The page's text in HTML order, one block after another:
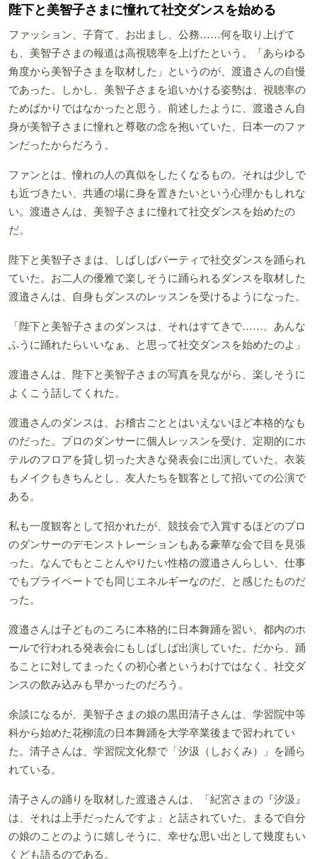
陛下と美智子さまに憧れて社交ダンスを始める
ファッション、子育て、お出まし、公務……何を取り上げて
も、美智子さまの報道は高視聴率を上げたという。「あらゆる
角度から美智子さまを取材した」というのが、渡邉さんの自慢
であった。しかし、美智子さまを追いかける姿勢は、視聴率の
ためばかりではなかったと思う。前述したように、渡邉さん自
身が美智子さまに憧れと尊敬の念を抱いていた、日本一のファ
ンだったからだろう。
ファンとは、憧れの人の真似をしたくなるもの。それは少しで
も近づきたい、共通の場に身を置きたいという心理かもしれな
い。渡邉さんは、美智子さまに憧れて社交ダンスを始めたの
だ。
陛下と美智子さまは、しばしばパーティで社交ダンスを踊られ
ていた。お二人の優雅で楽しそうに踊られるダンスを取材した
渡邉さんは、自身もダンスのレッスンを受けるようになった。
「陛下と美智子さまのダンスは、それはすてきで……。あんな
ふうに踊れたらいいなぁ、と思って社交ダンスを始めたのよ」
渡邉さんは、陛下と美智子さまの写真を見ながら、楽しそうに
よくこう話してくれた。
渡邉さんのダンスは、お稽古ごととはいえないほど本格的なも
のだった。プロのダンサーに個人レッスンを受け、定期的にホ
テルのフロアを貸し切った大きな発表会に出演していた。衣装
もメイクもきちんとし、友人たちを観客として招いての公演で
ある。
私も一度観客として招かれたが、競技会で入賞するほどのプロ
のダンサーのデモンストレーションもある豪華な会で目を見張
った。なんでもとことんやりたい性格の渡邉さんらしい、仕事
でもプライベートでも同じエネルギーなのだ、と感じたものだ
った。
渡邉さんは子どものころに本格的に日本舞踊を習い、都内のホ
ールで行われる発表会にもしばしば出演していた。だから、踊
ることに対してまったくの初心者というわけではなく、社交ダ
ンスの飲み込みも早かったのだろう。
余談になるが、美智子さまの娘の黒田清子さんは、学習院中等
科から始めた花柳流の日本舞踊を大学卒業後まで習われてい
た。清子さんは、学習院文化祭で「汐汲（しおくみ）」を踊ら
れている。
清子さんの踊りを取材した渡邉さんは、「紀宮さまの『汐汲』
は、それは上手だったんですよ」と話されていた。まるで自分
の娘のことのように嬉しそうに、幸せな思い出として幾度もい
くども語るのである。